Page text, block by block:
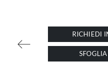
RICHIEDI